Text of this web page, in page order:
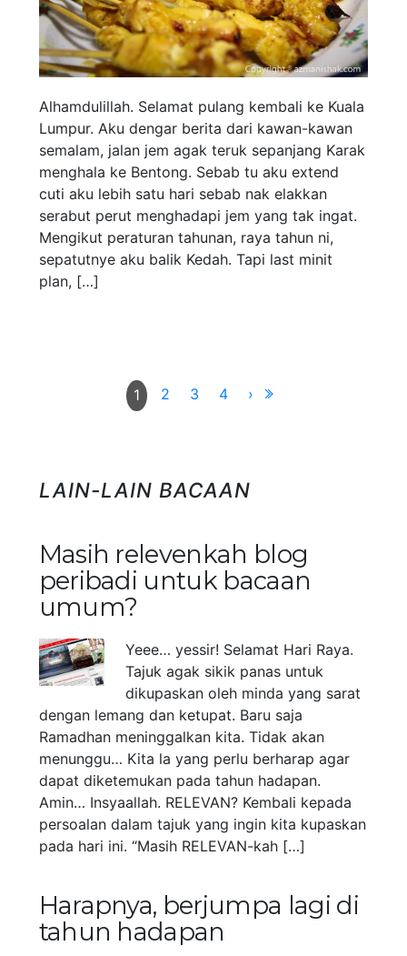
Alhamdulillah. Selamat pulang kembali ke Kuala
Lumpur. Aku dengar berita dari kawan-kawan
semalam, jalan jem agak teruk sepanjang Karak
menghala ke Bentong. Sebab tu aku extend
cuti aku lebih satu hari sebab nak elakkan
serabut perut menghadapi jem yang tak ingat.
Mengikut peraturan tahunan, raya tahun ni,
sepatutnye aku balik Kedah. Tapi last minit
plan, […]
1 2 3 4 ›
LAIN-LAIN BACAAN
Masih relevenkah blog
peribadi untuk bacaan
umum?
Yeee… yessir! Selamat Hari Raya.
Tajuk agak sikik panas untuk
dikupaskan oleh minda yang sarat
dengan lemang dan ketupat. Baru saja
Ramadhan meninggalkan kita. Tidak akan
menunggu… Kita la yang perlu berharap agar
dapat diketemukan pada tahun hadapan.
Amin… Insyaallah. RELEVAN? Kembali kepada
persoalan dalam tajuk yang ingin kita kupaskan
pada hari ini. “Masih RELEVAN-kah […]
Harapnya, berjumpa lagi di
tahun hadapan